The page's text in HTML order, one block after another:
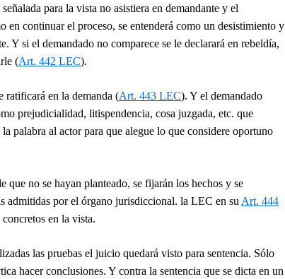
para la vista no asistiera en demandante y el
en continuar el proceso, se entenderá como un desistimiento y
Y si el demandado no comparece se le declarará en rebeldía,
(Art. 442 LEC).
ratificará en la demanda (Art. 443 LEC). Y el demandado
prejudicialidad, litispendencia, cosa juzgada, etc. que
palabra al actor para que alegue lo que considere oportuno
que no se hayan planteado, se fijarán los hechos y se
admitidas por el órgano jurisdiccional. la LEC en su Art. 444
concretos en la vista.
las pruebas el juicio quedará visto para sentencia. Sólo
hacer conclusiones. Y contra la sentencia que se dicta en un